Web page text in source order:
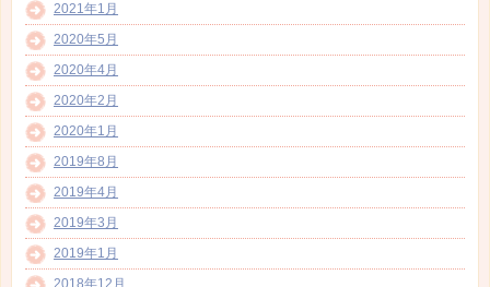
2021年1月
2020年5月
2020年4月
2020年2月
2020年1月
2019年8月
2019年4月
2019年3月
2019年1月
2018年12月